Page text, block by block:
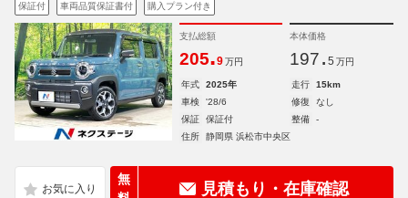
保証付 車両品質保証書付 購入プラン付き
支払総額
205.9 万円
本体価格
197. 5 万円
年式 2025年 走行
15km
車検
'28/6 修復
なし
保証
保証付 整備
-
住所
静岡県 浜松市中央区
無
見積もり・在庫確認